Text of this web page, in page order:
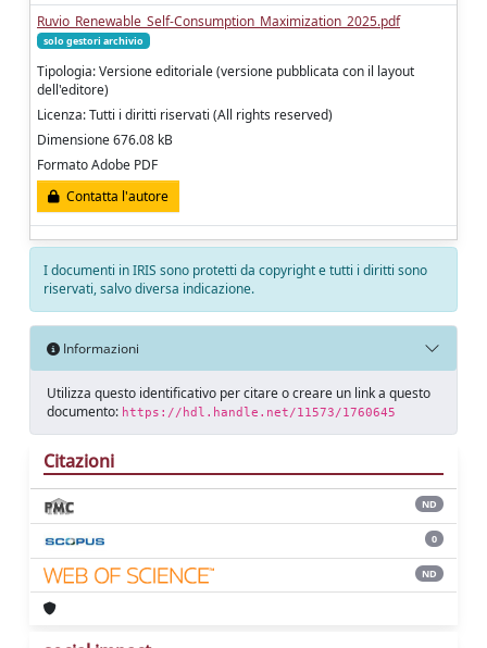
Ruvio_Renewable_Self-Consumption_Maximization_2025.pdf
solo gestori archivio
Tipologia: Versione editoriale (versione pubblicata con il layout
dell'editore)
Licenza: Tutti i diritti riservati (All rights reserved)
Dimensione 676.08 kB
Formato Adobe PDF
Contatta l'autore
I documenti in IRIS sono protetti da copyright e tutti i diritti sono
riservati, salvo diversa indicazione.
Informazioni
Utilizza questo identificativo per citare o creare un link a questo
documento: https://hdl.handle.net/11573/1760645
Citazioni
ND
0
ND